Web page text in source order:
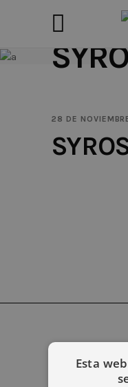
28 DE
Esta